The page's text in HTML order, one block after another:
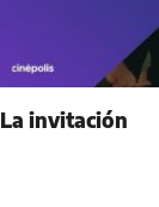
La invitación